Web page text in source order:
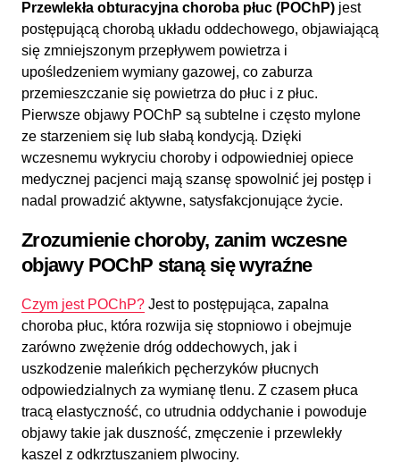
Przewlekła obturacyjna choroba płuc (POChP) jest
postępującą chorobą układu oddechowego, objawiającą
się zmniejszonym przepływem powietrza i
upośledzeniem wymiany gazowej, co zaburza
przemieszczanie się powietrza do płuc i z płuc.
Pierwsze objawy POChP są subtelne i często mylone
ze starzeniem się lub słabą kondycją. Dzięki
wczesnemu wykryciu choroby i odpowiedniej opiece
medycznej pacjenci mają szansę spowolnić jej postęp i
nadal prowadzić aktywne, satysfakcjonujące życie.
Zrozumienie choroby, zanim wczesne
objawy POChP staną się wyraźne
Czym jest POChP? Jest to postępująca, zapalna
choroba płuc, która rozwija się stopniowo i obejmuje
zarówno zwężenie dróg oddechowych, jak i
uszkodzenie maleńkich pęcherzyków płucnych
odpowiedzialnych za wymianę tlenu. Z czasem płuca
tracą elastyczność, co utrudnia oddychanie i powoduje
objawy takie jak duszność, zmęczenie i przewlekły
kaszel z odkrztuszaniem plwociny.